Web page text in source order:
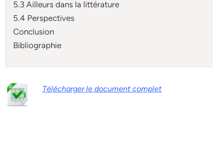
5.3 Ailleurs dans la littérature
5.4 Perspectives
Conclusion
Bibliographie
Télécharger le document complet